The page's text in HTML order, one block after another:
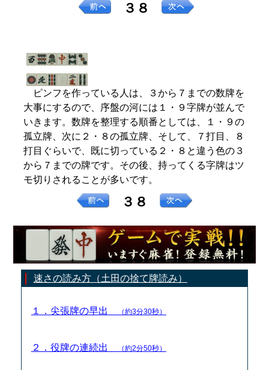
３８
ピンフを作っている人は、３から７までの数牌を
大事にするので、序盤の河には１・９字牌が並んで
いきます。数牌を整理する順番としては、１・９の
孤立牌、次に２・８の孤立牌、そして、７打目、８
打目ぐらいで、既に切っている２・８と違う色の３
から７までの牌です。その後、持ってくる字牌はツ
モ切りされることが多いです。
３８
速さの読み方（土田の捨て牌読み）
１．尖張牌の早出 （約3分30秒）
２．役牌の連続出 （約2分50秒）